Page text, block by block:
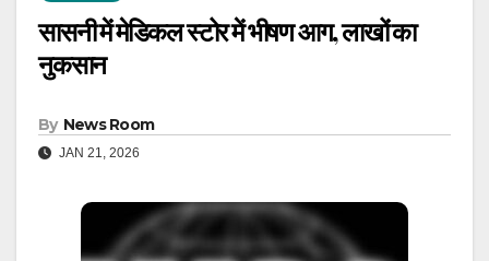
सासनी में मेडिकल स्टोर में भीषण आग, लाखों का
नुकसान
By News Room
JAN 21, 2026